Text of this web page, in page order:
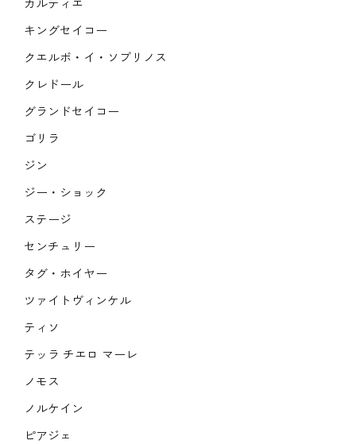
キングセイコー
クエルボ・イ・ソブリノス
クレドール
グランドセイコー
ゴリラ
ジン
ジー・ショック
ステージ
センチュリー
タグ・ホイヤー
ツァイトヴィンケル
ティソ
テッラ チエロ マーレ
ノモス
ノルケイン
ピアジェ